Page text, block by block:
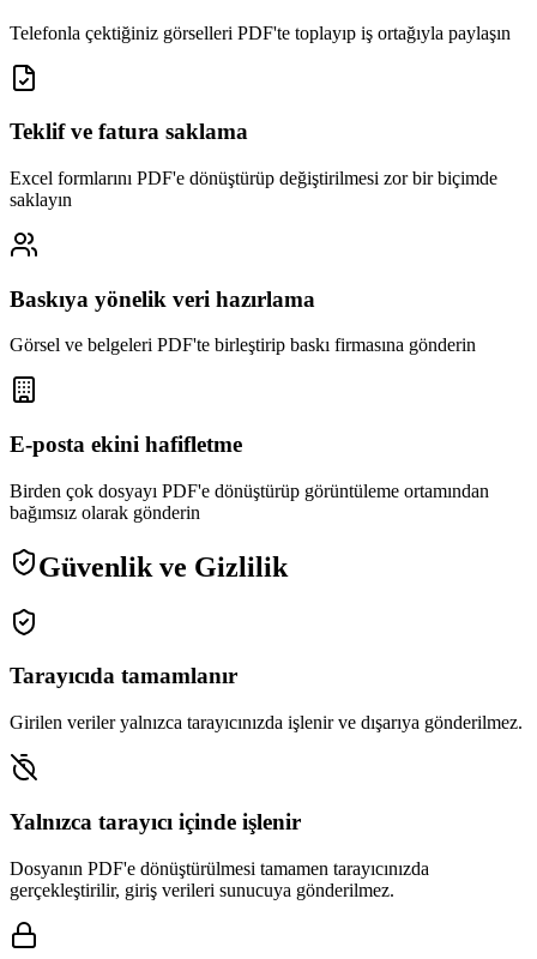
Telefonla çektiğiniz görselleri PDF'te toplayıp iş ortağıyla paylaşın
Teklif ve fatura saklama
Excel formlarını PDF'e dönüştürüp değiştirilmesi zor bir biçimde
saklayın
Baskıya yönelik veri hazırlama
Görsel ve belgeleri PDF'te birleştirip baskı firmasına gönderin
E-posta ekini hafifletme
Birden çok dosyayı PDF'e dönüştürüp görüntüleme ortamından
bağımsız olarak gönderin
Güvenlik ve Gizlilik
Tarayıcıda tamamlanır
Girilen veriler yalnızca tarayıcınızda işlenir ve dışarıya gönderilmez.
Yalnızca tarayıcı içinde işlenir
Dosyanın PDF'e dönüştürülmesi tamamen tarayıcınızda
gerçekleştirilir, giriş verileri sunucuya gönderilmez.